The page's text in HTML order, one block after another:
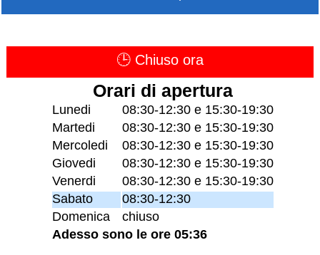
🕒 Chiuso ora
Orari di apertura
Lunedi
08:30-12:30 e 15:30-19:30
Martedi
08:30-12:30 e 15:30-19:30
Mercoledi
08:30-12:30 e 15:30-19:30
Giovedi
08:30-12:30 e 15:30-19:30
Venerdi
08:30-12:30 e 15:30-19:30
Sabato
08:30-12:30
Domenica
chiuso
Adesso sono le ore 05:36